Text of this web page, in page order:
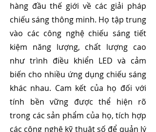
hàng đầu thế giới về các giải pháp
chiếu sáng thông minh. Họ tập trung
vào các công nghệ chiếu sáng tiết
kiệm năng lượng, chất lượng cao
như trình điều khiển LED và cảm
biến cho nhiều ứng dụng chiếu sáng
khác nhau. Cam kết của họ đối với
tính bền vững được thể hiện rõ
trong các sản phẩm của họ, tích hợp
các công nghệ kỹ thuật số để quản lý